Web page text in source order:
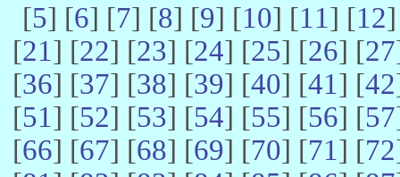
[5] [6] [7] [8] [9] [10] [11] [12
[21] [22] [23] [24] [25] [26] [27
[36] [37] [38] [39] [40] [41] [42
[51] [52] [53] [54] [55] [56] [57
[66] [67] [68] [69] [70] [71] [72